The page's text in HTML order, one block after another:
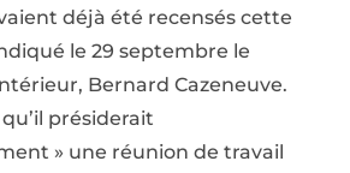
déjà été recensés cette
le 29 septembre le
Bernard Cazeneuve.
présiderait
» une réunion de travail